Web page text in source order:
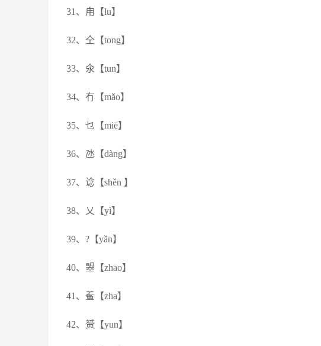
31、甪【lu】
32、仝【tong】
33、氽【tun】
34、冇【mǎo】
35、乜【miē】
36、氹【dàng】
37、谂【shěn 】
38、乂【yì】
39、?【yǎn】
40、曌【zhao】
41、鲝【zha】
42、赟【yun】